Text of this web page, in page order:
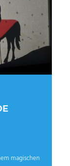
magischen